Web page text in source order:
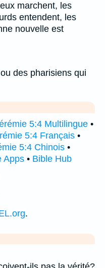
marchent, les
entendent, les
nouvelle est
des pharisiens qui
5:4 Multilingue •
5:4 Français •
5:4 Chinois •
Apps • Bible Hub
.